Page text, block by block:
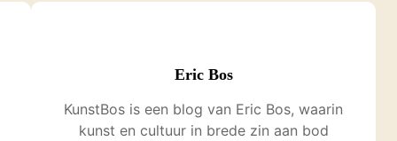
Eric Bos
KunstBos is een blog van Eric Bos, waarin
kunst en cultuur in brede zin aan bod